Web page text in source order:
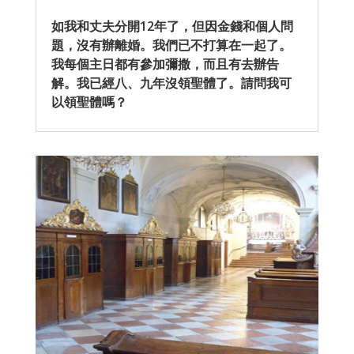
如我和丈夫分開12年了，但因金錢和個人問
題，沒有辦離婚。我們已不打算在一起了。
我每個主日都有參加彌撒，而且有去辦告
解。我已經八、九年沒領聖體了。請問我可
以領聖體嗎？